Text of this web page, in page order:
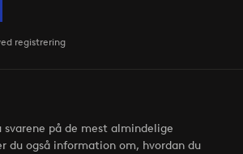
registrering
svarene på de mest almindelige
du også information om, hvordan du